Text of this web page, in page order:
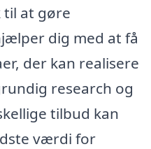
at gøre
dig med at få
der kan realisere
research og
tilbud kan
værdi for